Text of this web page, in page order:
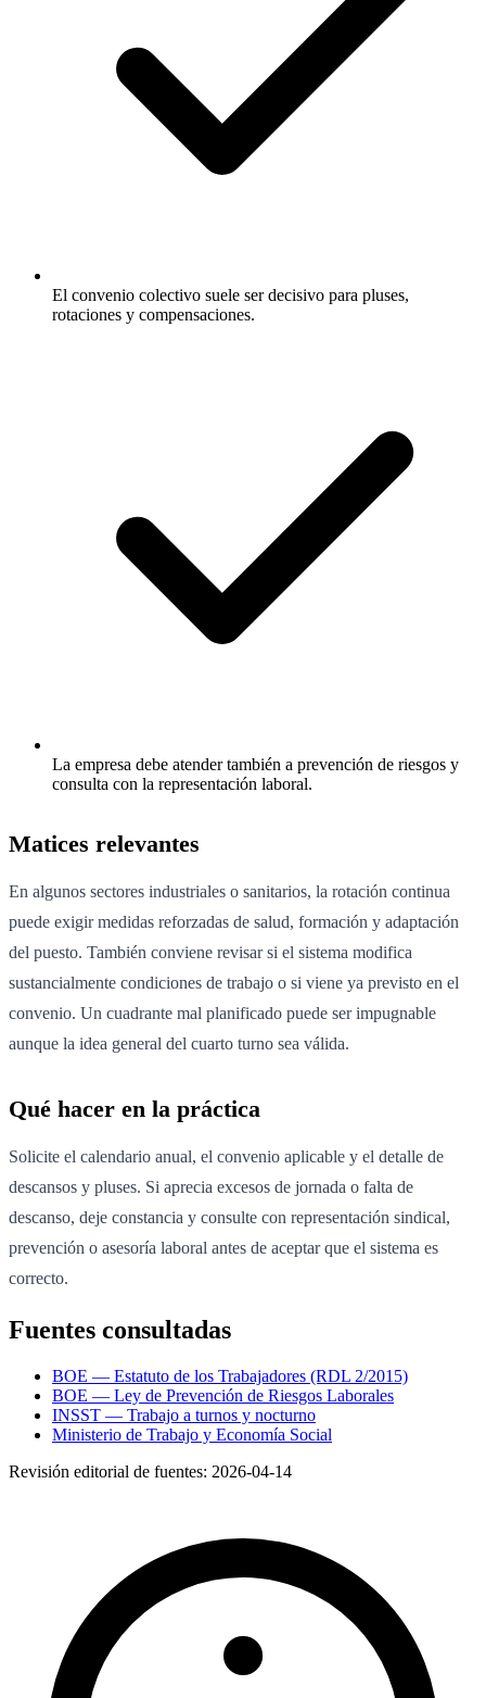
El convenio colectivo suele ser decisivo para pluses,
rotaciones y compensaciones.
La empresa debe atender también a prevención de riesgos y
consulta con la representación laboral.
Matices relevantes
En algunos sectores industriales o sanitarios, la rotación continua
puede exigir medidas reforzadas de salud, formación y adaptación
del puesto. También conviene revisar si el sistema modifica
sustancialmente condiciones de trabajo o si viene ya previsto en el
convenio. Un cuadrante mal planificado puede ser impugnable
aunque la idea general del cuarto turno sea válida.
Qué hacer en la práctica
Solicite el calendario anual, el convenio aplicable y el detalle de
descansos y pluses. Si aprecia excesos de jornada o falta de
descanso, deje constancia y consulte con representación sindical,
prevención o asesoría laboral antes de aceptar que el sistema es
correcto.
Fuentes consultadas
BOE — Estatuto de los Trabajadores (RDL 2/2015)
BOE — Ley de Prevención de Riesgos Laborales
INSST — Trabajo a turnos y nocturno
Ministerio de Trabajo y Economía Social
Revisión editorial de fuentes: 2026-04-14